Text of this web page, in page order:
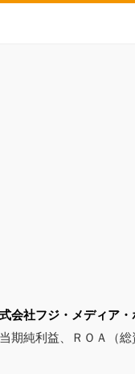
会社フジ・メディア
期純利益、ＲＯＡ（